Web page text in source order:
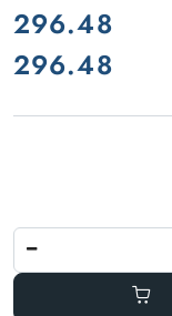
cena:
296.48
Cena:
296.48
Ilość